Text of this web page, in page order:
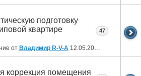
подготовку
квартире
от Владимир R-V-A 12.05.2024
47
коррекция помещения